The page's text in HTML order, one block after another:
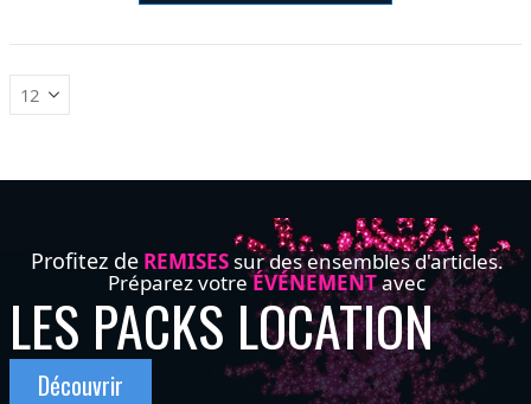
Profitez de REMISES sur des ensembles d'articles.
Préparez votreÉVÉNEMENTavec
LES PACKS LOCATION
Découvrir